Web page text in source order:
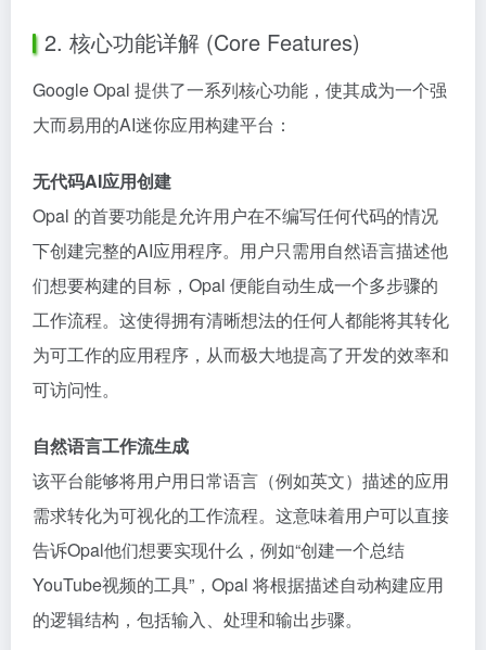
2. 核心功能详解 (Core Features)
Google Opal 提供了一系列核心功能，使其成为一个强
大而易用的AI迷你应用构建平台：
无代码AI应用创建
Opal 的首要功能是允许用户在不编写任何代码的情况
下创建完整的AI应用程序。用户只需用自然语言描述他
们想要构建的目标，Opal 便能自动生成一个多步骤的
工作流程。这使得拥有清晰想法的任何人都能将其转化
为可工作的应用程序，从而极大地提高了开发的效率和
可访问性。
自然语言工作流生成
该平台能够将用户用日常语言（例如英文）描述的应用
需求转化为可视化的工作流程。这意味着用户可以直接
告诉Opal他们想要实现什么，例如“创建一个总结
YouTube视频的工具”，Opal 将根据描述自动构建应用
的逻辑结构，包括输入、处理和输出步骤。